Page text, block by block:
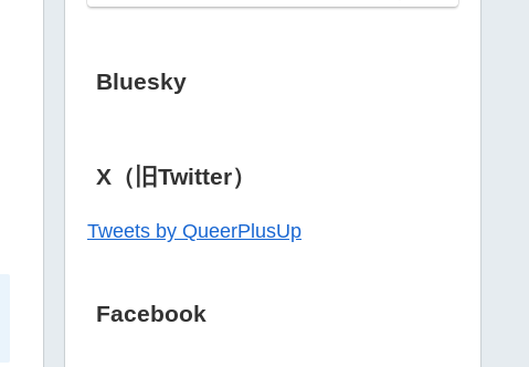
年11月23日（水・祝）公開
Bluesky
X（旧Twitter）
Tweets by QueerPlusUp
Facebook